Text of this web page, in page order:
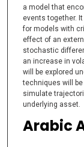
a model that
events together.
for models with
effect of an
stochastic
an increase in
will be explored
techniques will
simulate
underlying asset.
Arabic